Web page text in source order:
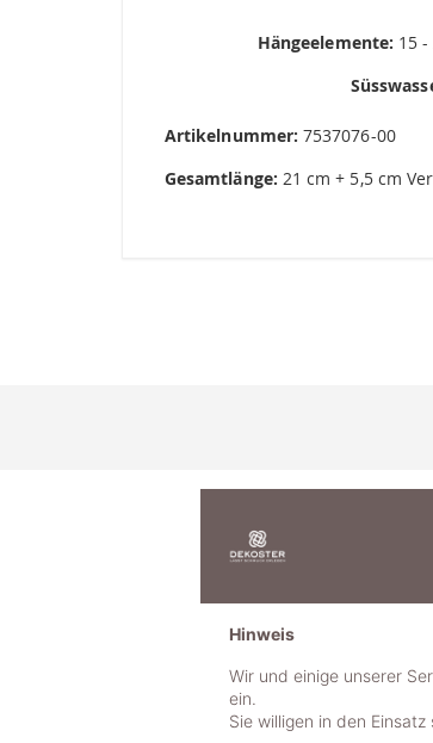
Hängeelemente: 15
Artikelnummer:7537076-00
Gesamtlänge: 21 cm + 5,5 cm
Hinweis
Wir und einige unserer
ein.
Sie willigen in den